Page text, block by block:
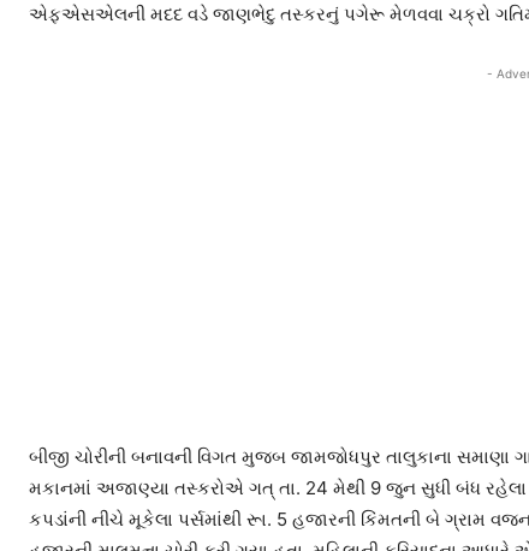
એફએસએલની મદદ વડે જાણભેદુ તસ્કરનું પગેરૂ મેળવવા ચક્રો
-
બીજી ચોરીની બનાવની વિગત મુજબ જામજોધપુર તાલુકાના સમાણા
મકાનમાં અજાણ્યા તસ્કરોએ ગત્ તા. 24 મેથી 9 જુન સુધી બંધ રહેલા
કપડાંની નીચે મૂકેલા પર્સમાંથી રૂા. 5 હજારની કિંમતની બે ગ્રામ